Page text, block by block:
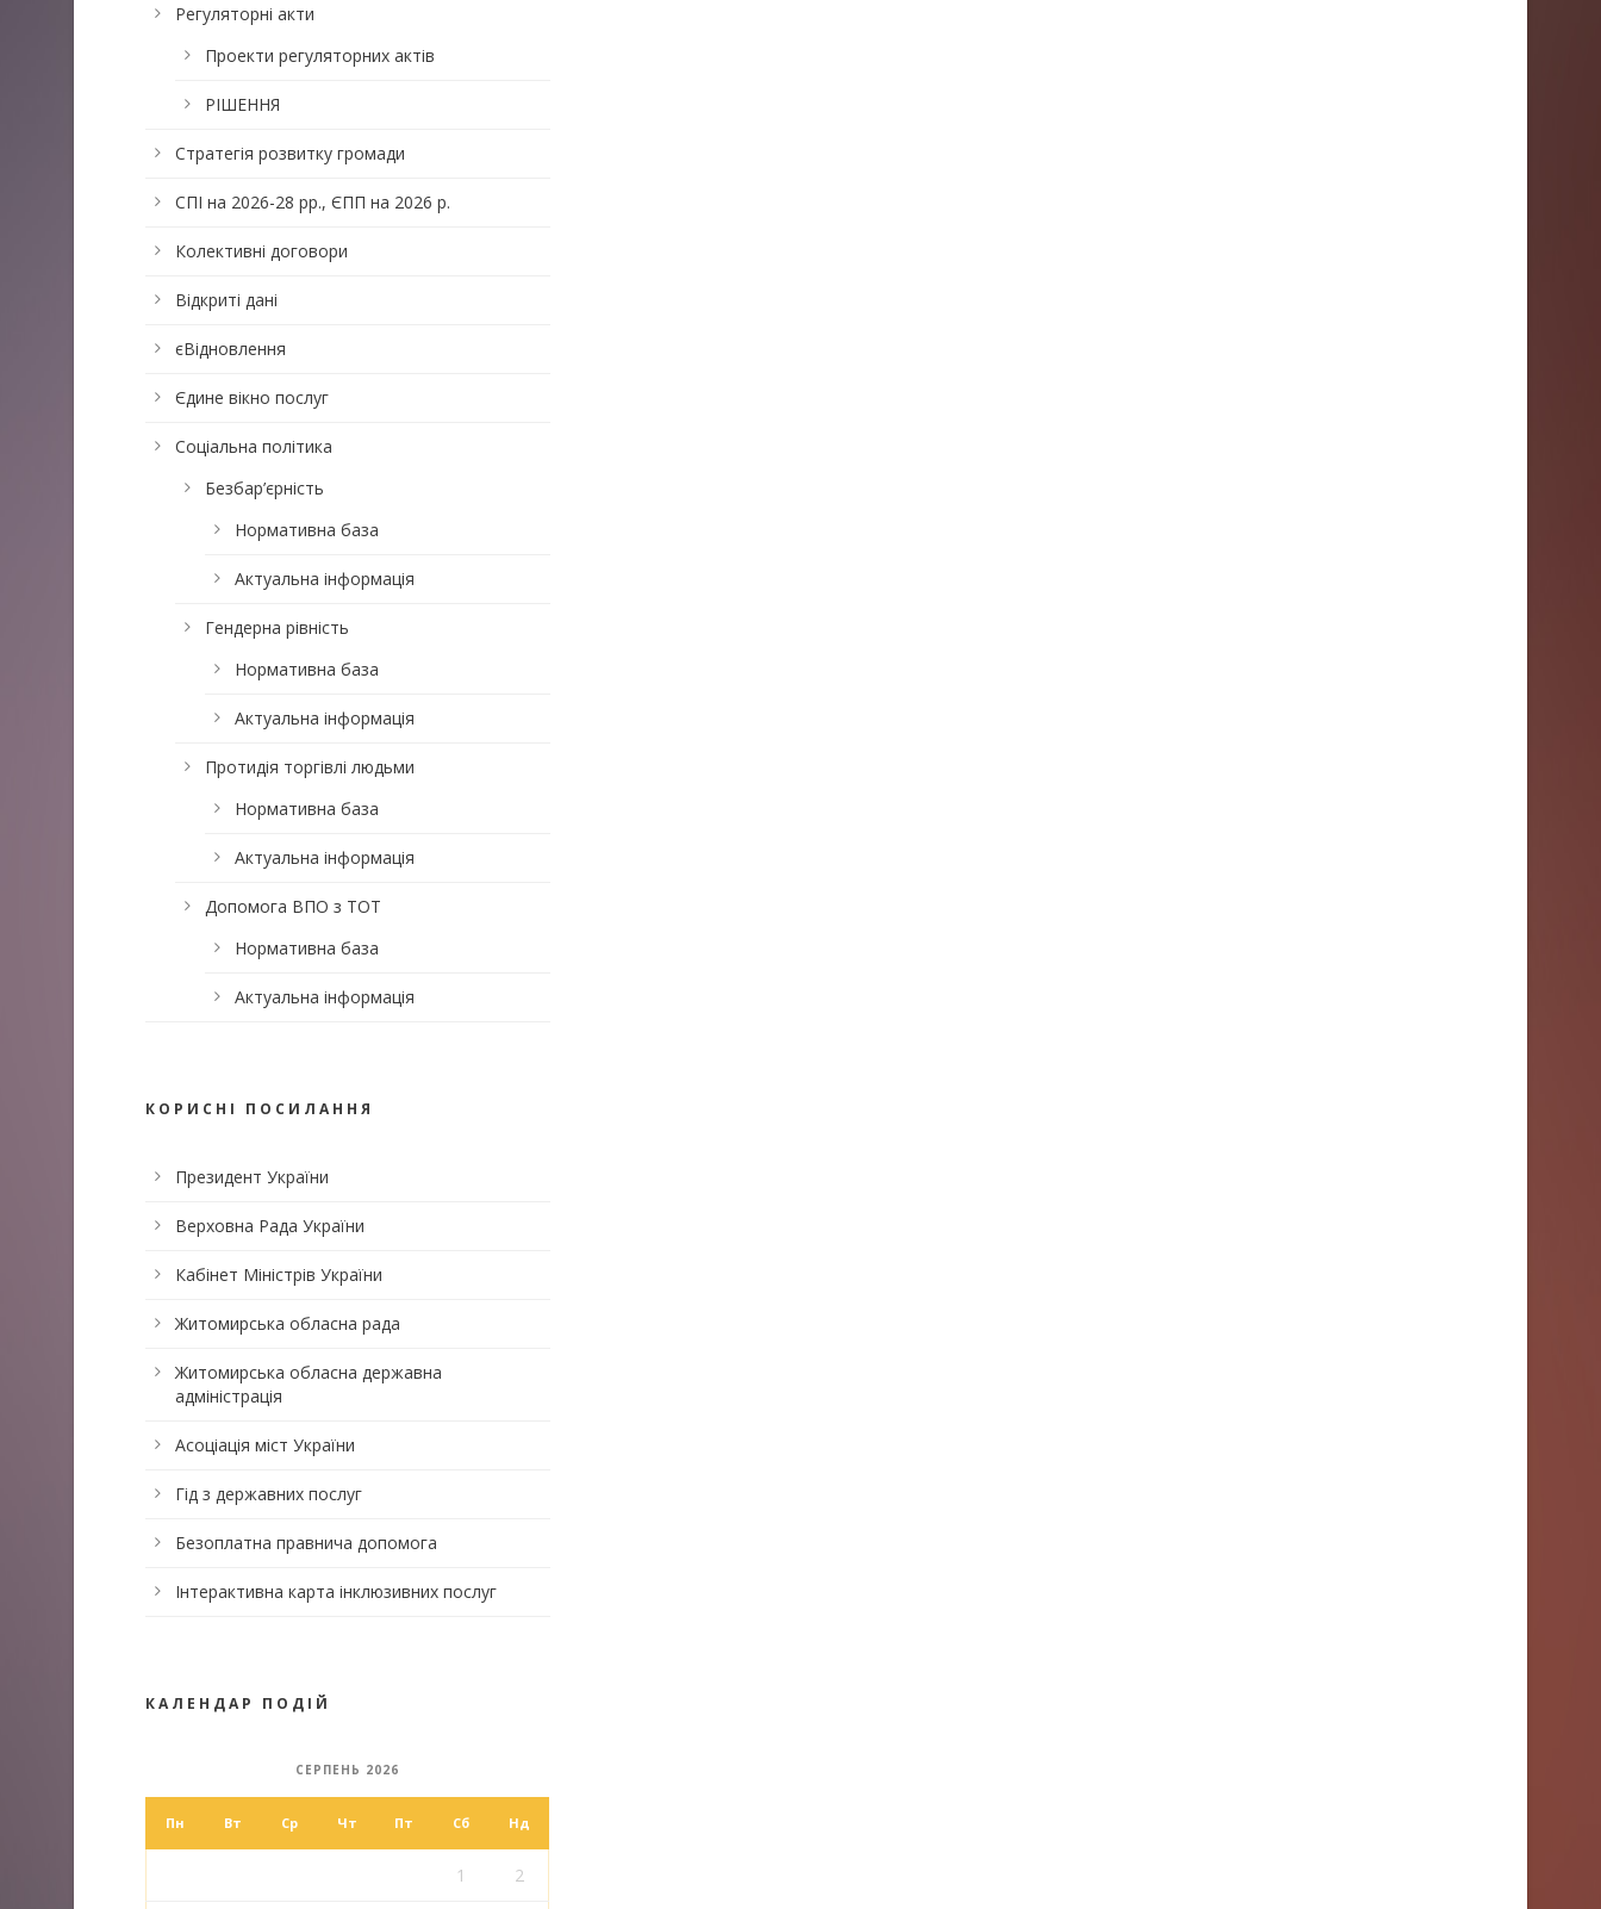
Регуляторні акти
Проекти регуляторних актів
РІШЕННЯ
Стратегія розвитку громади
СПІ на 2026-28 рр., ЄПП на 2026 р.
Колективні договори
Відкриті дані
єВідновлення
Єдине вікно послуг
Соціальна політика
Безбар’єрність
Нормативна база
Актуальна інформація
Гендерна рівність
Нормативна база
Актуальна інформація
Протидія торгівлі людьми
Нормативна база
Актуальна інформація
Допомога ВПО з ТОТ
Нормативна база
Актуальна інформація
КОРИСНІ ПОСИЛАННЯ
Президент України
Верховна Рада України
Кабінет Міністрів України
Житомирська обласна рада
Житомирська обласна державна
адміністрація
Асоціація міст України
Гід з державних послуг
Безоплатна правнича допомога
Інтерактивна карта інклюзивних послуг
КАЛЕНДАР ПОДІЙ
СЕРПЕНЬ 2026
Пн Вт Ср Чт Пт Сб Нд
1 2